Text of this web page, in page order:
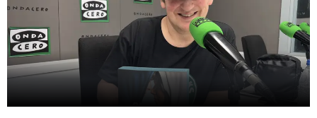
La rosa de los vientos
Gente viajera
Como el perro y el
Caso
Retornados
Equipo de
Operación Viuda
Extremadura
Galicia
La Rioja
Navarra
País Vasco
Virales
Televisión
Elecciones